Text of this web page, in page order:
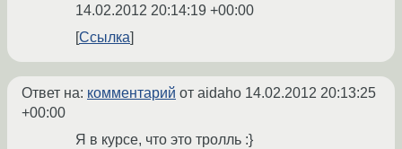
14.02.2012 20:14:19 +00:00
Ссылка
Ответ на: комментарий от aidaho 14.02.2012 20:13:25
+00:00
Я в курсе, что это тролль :}